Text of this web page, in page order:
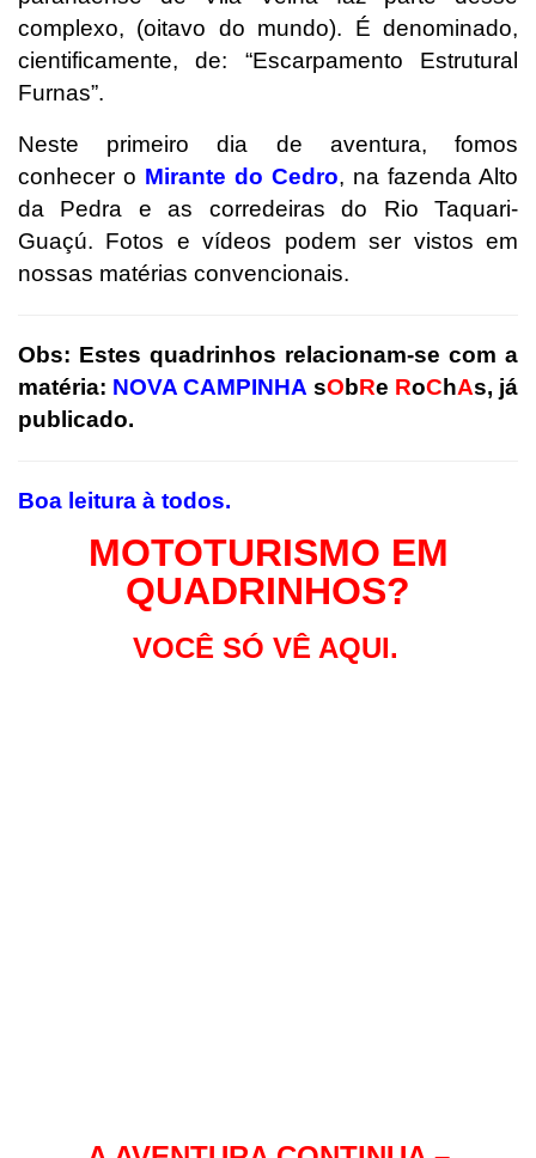
complexo, (oitavo do mundo). É denominado,
cientificamente, de: “Escarpamento Estrutural
Furnas”.
Neste primeiro dia de aventura, fomos
conhecer o Mirante do Cedro, na fazenda Alto
da Pedra e as corredeiras do Rio Taquari-
Guaçú. Fotos e vídeos podem ser vistos em
nossas matérias convencionais.
Obs: Estes quadrinhos relacionam-se com a
matéria: NOVA CAMPINHA sO bRe RoChAs, já
publicado.
Boa leitura à todos.
MOTOTURISMO EM
QUADRINHOS?
VOCÊ SÓ VÊ AQUI.